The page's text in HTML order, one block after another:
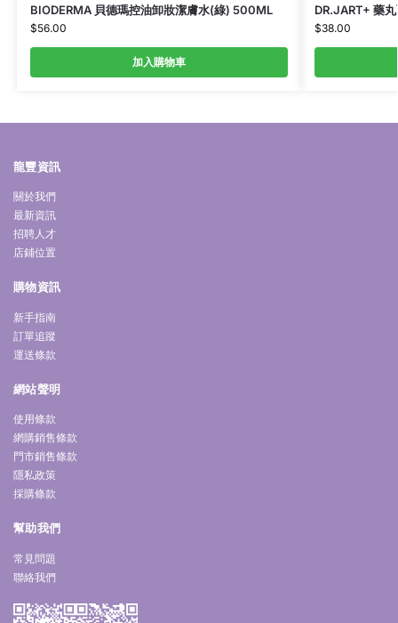
BIODERMA 貝德瑪控油卸妝潔膚水(綠) 500ML
$56.00
加入購物車
DR.JART+ 藥
$38.00
龍豐資訊
關於我們
最新資訊
招聘人才
店鋪位置
購物資訊
新手指南
訂單追蹤
運送條款
網站聲明
使用條款
網購銷售條款
門市銷售條款
隱私政策
採購條款
幫助我們
常見問題
聯絡我們